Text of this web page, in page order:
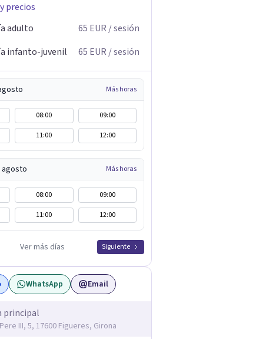
precios
adulto
65 EUR / sesión
infanto-juvenil
65 EUR / sesión
Más horas
08:00
09:00
11:00 12:00
agosto Más horas
08:00
09:00
11:00 12:00
Ver más días Siguiente
WhatsApp Email
principal
III, 5, 17600 Figueres, Girona